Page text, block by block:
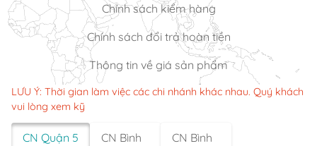
Chính sách kiểm hàng
Chính sách đổi trả hoàn tiền
Thông tin về giá sản phẩm
LƯU Ý: Thời gian làm việc các chi nhánh khác nhau. Quý khách
vui lòng xem kỹ
CN Quận 5
CN Bình
CN Bình